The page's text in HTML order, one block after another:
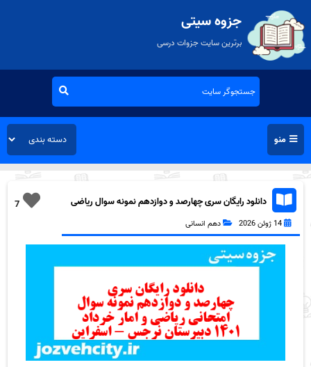
جزوه سیتی
برترین سایت جزوات درسی
منو
7
دانلود رایگان سری چهارصد و دوازدهم نمونه سوال ریاضی
و آمار دهم انسانی به همراه pdf
14 ژوئن 2026 دهم انسانی